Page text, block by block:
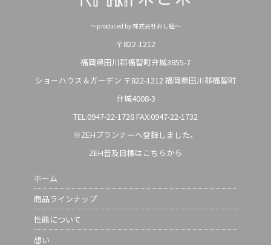
～produced by 株式会社おし組～
〒822-1212
福岡県田川郡福智町弁城3855-7
ショーハウス＆ガーデン 〒822-1212 福岡県田川郡福智町
弁城4008-3
TEL:0947-22-1728 FAX:0947-22-1732
※ZEHプランナーへ登録しました。
ZEH普及目標はこちらから
ホーム
商品ラインナップ
性能について
想い